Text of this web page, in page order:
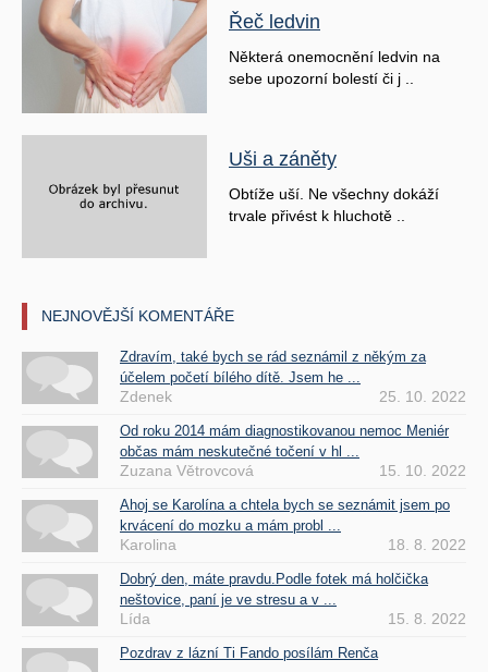
Řeč ledvin
Některá onemocnění ledvin na
sebe upozorní bolestí či j ..
Uši a záněty
Obtíže uší. Ne všechny dokáží
trvale přivést k hluchotě ..
NEJNOVĚJŠÍ KOMENTÁŘE
Zdravím, také bych se rád seznámil z někým za
účelem početí bílého dítě. Jsem he ...
Zdenek 25. 10. 2022
Od roku 2014 mám diagnostikovanou nemoc Meniér
občas mám neskutečné točení v hl ...
Zuzana Větrovcová 15. 10. 2022
Ahoj se Karolína a chtela bych se seznámit jsem po
krvácení do mozku a mám probl ...
Karolina 18. 8. 2022
Dobrý den, máte pravdu.Podle fotek má holčička
neštovice, paní je ve stresu a v ...
Lída 15. 8. 2022
Pozdrav z lázní Ti Fando posílám Renča